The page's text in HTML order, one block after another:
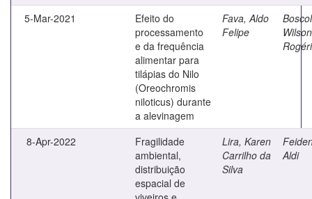
5-Mar-2021
Efeito do
processamento
e da frequência
alimentar para
tilápias do Nilo
(Oreochromis
niloticus) durante
a alevinagem
Fava, Aldo
Felipe
Wilson
8-Apr-2022
Fragilidade
ambiental,
distribuição
espacial de
Lira, Karen
Carrilho da
Silva
Aldi